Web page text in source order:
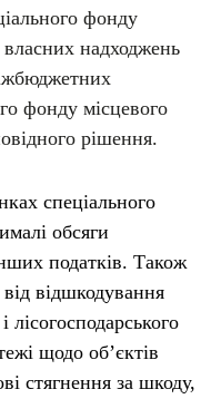
фонду
надходжень
фонду місцевого
рішення.
спеціального
обсяги
податків. Також
відшкодування
лісогосподарського
щодо об’єктів
стягнення за шкоду,